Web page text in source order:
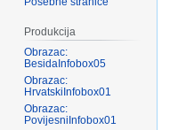
Produkcija
Obrazac:
BesidaInfobox05
Obrazac:
HrvatskiInfobox01
Obrazac:
PovijesniInfobox01